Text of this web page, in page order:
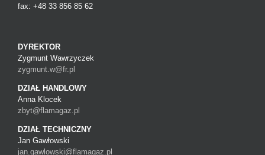
fax: +48 33 856 85 62
DYREKTOR
Zygmunt Wawrzyczek
zygmunt.w@fr.pl
DZIAŁ HANDLOWY
Anna Klocek
zbyt@flamagaz.pl
DZIAŁ TECHNICZNY
Jan Gawłowski
jan.gawlowski@flamagaz.pl